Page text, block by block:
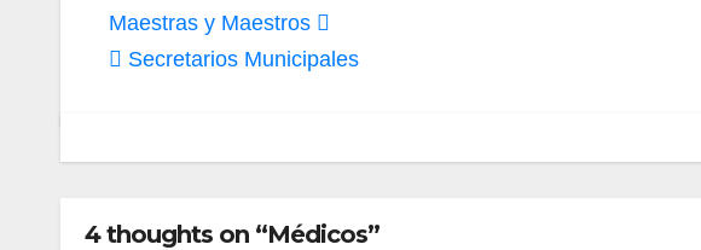
Navegación
de
Maestras y Maestros
Secretarios Municipales
4 thoughts on “Médicos”